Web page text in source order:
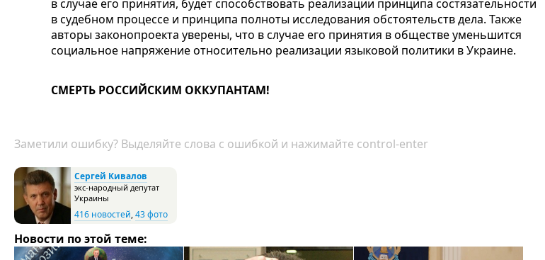
в случае его принятия, будет способствовать реализации принципа состязательности
в судебном процессе и принципа полноты исследования обстоятельств дела. Также
авторы законопроекта уверены, что в случае его принятия в обществе уменьшится
социальное напряжение относительно реализации языковой политики в Украине.
СМЕРТЬ РОССИЙСКИМ ОККУПАНТАМ!
Заметили ошибку? Выделяйте слова с ошибкой и нажимайте control-enter
Сергей Кивалов
экс-народный депутат
Украины
416 новостей,43 фото
Новости по этой теме: